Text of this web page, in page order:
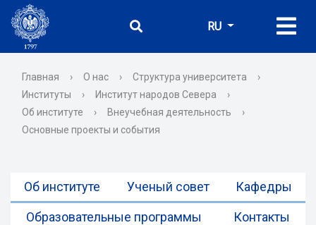
RU
Главная › О нас › Структура университета
›
Институты
› Институт народов Севера
›
Об институте
› Внеучебная деятельность
›
Основные проекты и события
Об институте Ученый совет Кафедры
Образовательные программы Контакты